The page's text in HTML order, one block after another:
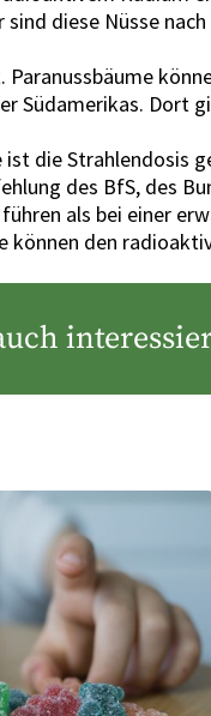
diese Nüsse
Dort
die
des BfS, des
als bei einer
können den